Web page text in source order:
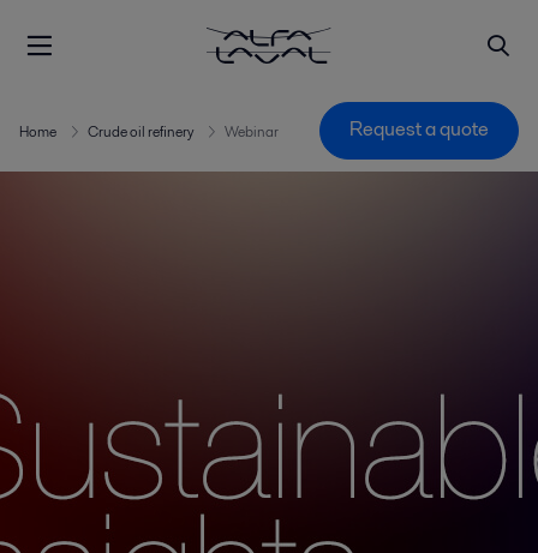
Home Crude oil refinery Webinar Request a quote